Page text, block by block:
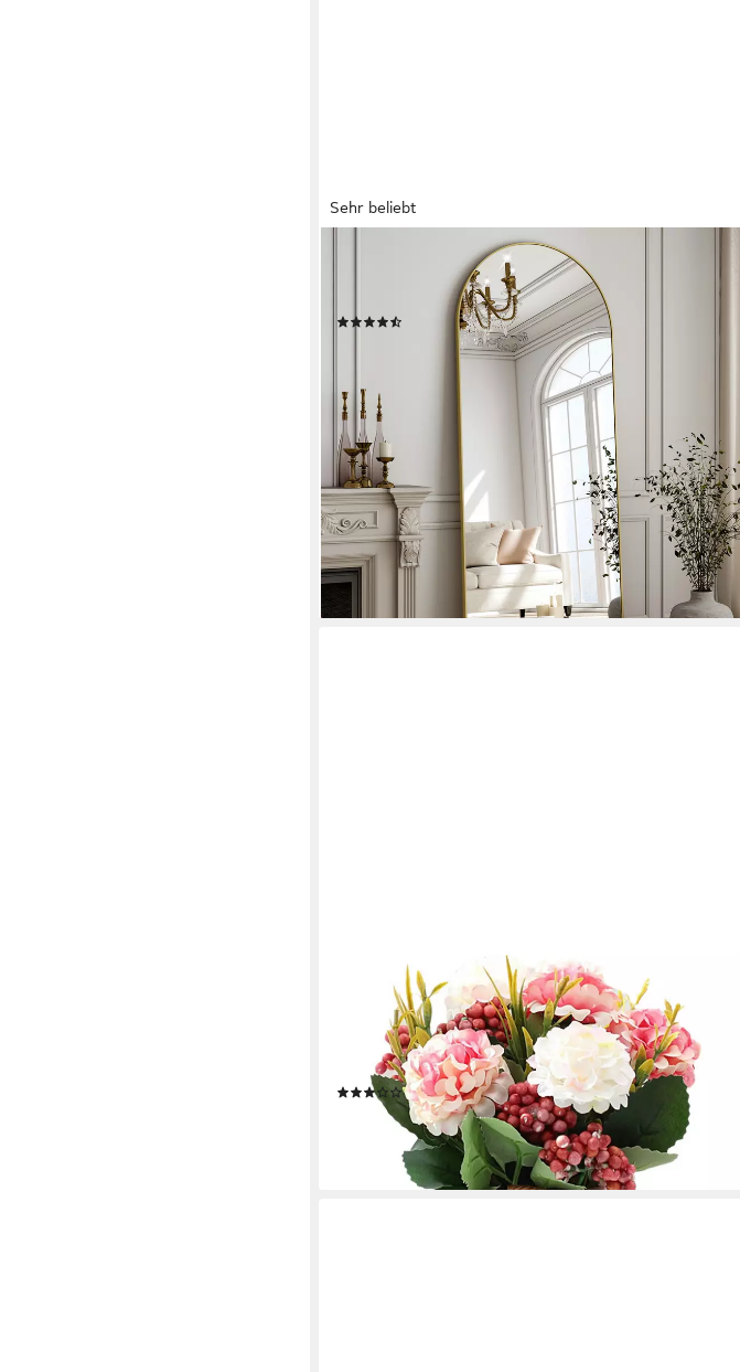
Sehr beliebt
Ganzkörperspiegel Großer Standspiegel mit Metallrahmen
und verstärktem Glas
129,00 €
-70%
lieferbar - in 6-7 Werktagen bei dir
IBETTERTEC
Künstliche Zimmerpflanze Topfpflanzen, künstliche
Blumen, dekorative Hortensien, Seidenstraße,
Seidenblumen Blumensträuße mit Keramikvase
Kunstpflanze deko
(2)
8,99 € UVP19,99 €
lieferbar - in 3-4 Werktagen bei dir